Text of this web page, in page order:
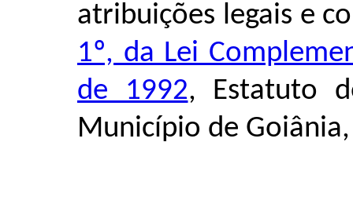
atribuições legais e
1º, da Lei
de 1992, Estatuto
Município de Goiânia,